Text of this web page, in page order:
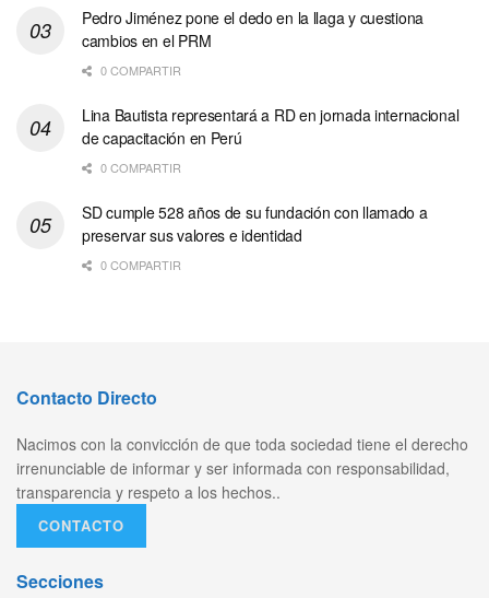
Pedro Jiménez pone el dedo en la llaga y cuestiona
cambios en el PRM
0 COMPARTIR
Lina Bautista representará a RD en jornada internacional
de capacitación en Perú
0 COMPARTIR
SD cumple 528 años de su fundación con llamado a
preservar sus valores e identidad
0 COMPARTIR
Contacto Directo
Nacimos con la convicción de que toda sociedad tiene el derecho
irrenunciable de informar y ser informada con responsabilidad,
transparencia y respeto a los hechos..
CONTACTO
Secciones